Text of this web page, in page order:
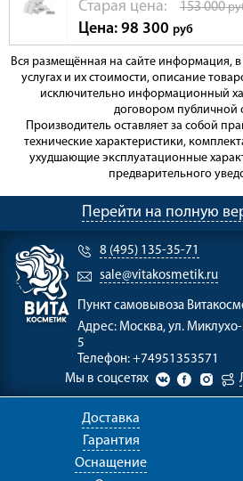
Cтарая цена: 153 000
Цена: 98 300 руб
Вся размещённая на сайте информация,
услугах и их стоимости, описание
исключительно информационный
договором публичной
Производитель оставляет за собой
технические характеристики,
ухудшающие эксплуатационные
предварительного
Перейти на полную
8 (495) 135-35-71
sale@vitakosmetik.ru
Пункт самовывоза
Адрес: Москва, ул.
5
Телефон: +74951353571
Мы в соцсетях
Доставка
Гарантия
Оснащение